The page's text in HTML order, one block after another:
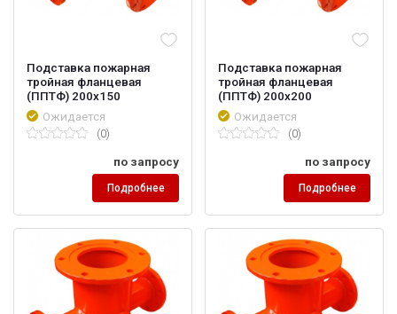
Подставка пожарная
тройная фланцевая
(ППТФ) 200х150
Ожидается
(0)
по запросу
Подробнее
Подставка пожарная
тройная фланцевая
(ППТФ) 200х200
Ожидается
(0)
по запросу
Подробнее